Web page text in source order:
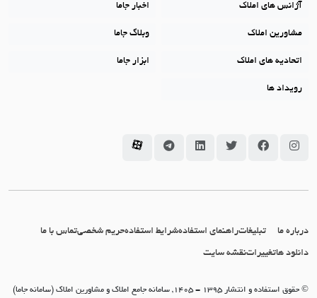
آژانس های املاک اخبار جاما
مشاورین املاک وبلاگ جاما
اتحادیه های املاک ابزار جاما
رویداد ها
سامانه جاما در اینستاگرام
سامانه جاما در فیسبوک
سامانه جاما در توئیتر
سامانه جاما در لینکداین
سامانه جاما در تلگرام
سامانه جاما در آپارات
درباره ما تبلیغاتراهنمای استفادهشرایط استفادهحریم شخصیتماس با ما
دانلود هاتغییراتنقشه سایت
© حقوق استفاده و انتشار 1395 - 1405, سامانه جامع املاک و مشاورین املاک (سامانه جاما)